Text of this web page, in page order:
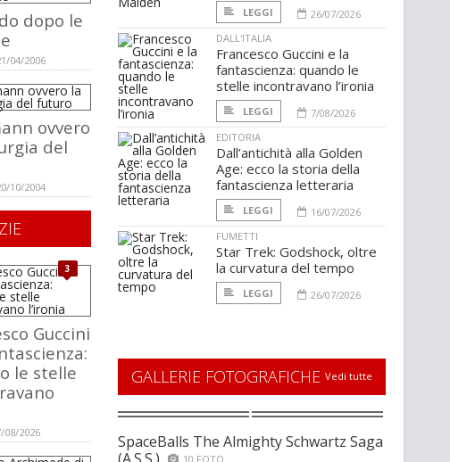
dopo le
04/2006
ovvero
del
10/2004
3
Guccini
le stelle
08/2026
LEGGI
26/07/2026
DALL'ITALIA
Francesco Guccini e la
fantascienza: quando le
stelle incontravano l’ironia
LEGGI
7/08/2026
EDITORIA
Dall’antichità alla Golden
Age: ecco la storia della
fantascienza letteraria
LEGGI
16/07/2026
FUMETTI
Star Trek: Godshock, oltre
la curvatura del tempo
LEGGI 26/07/2026
GALLERIE FOTOGRAFICHE Vedi tutte
SpaceBalls The Almighty Schwartz Saga
10 FOTO